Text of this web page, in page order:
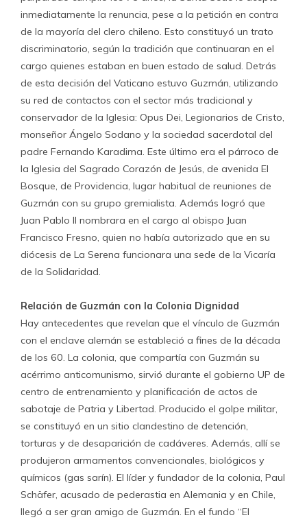
inmediatamente la renuncia, pese a la petición en contra
de la mayoría del clero chileno. Esto constituyó un trato
discriminatorio, según la tradición que continuaran en el
cargo quienes estaban en buen estado de salud. Detrás
de esta decisión del Vaticano estuvo Guzmán, utilizando
su red de contactos con el sector más tradicional y
conservador de la Iglesia: Opus Dei, Legionarios de Cristo,
monseñor Ángelo Sodano y la sociedad sacerdotal del
padre Fernando Karadima. Este último era el párroco de
la Iglesia del Sagrado Corazón de Jesús, de avenida El
Bosque, de Providencia, lugar habitual de reuniones de
Guzmán con su grupo gremialista. Además logró que
Juan Pablo II nombrara en el cargo al obispo Juan
Francisco Fresno, quien no había autorizado que en su
diócesis de La Serena funcionara una sede de la Vicaría
de la Solidaridad.
Relación de Guzmán con la Colonia Dignidad
Hay antecedentes que revelan que el vínculo de Guzmán
con el enclave alemán se estableció a fines de la década
de los 60. La colonia, que compartía con Guzmán su
acérrimo anticomunismo, sirvió durante el gobierno UP de
centro de entrenamiento y planificación de actos de
sabotaje de Patria y Libertad. Producido el golpe militar,
se constituyó en un sitio clandestino de detención,
torturas y de desaparición de cadáveres. Además, allí se
produjeron armamentos convencionales, biológicos y
químicos (gas sarín). El líder y fundador de la colonia, Paul
Schäfer, acusado de pederastia en Alemania y en Chile,
llegó a ser gran amigo de Guzmán. En el fundo “El